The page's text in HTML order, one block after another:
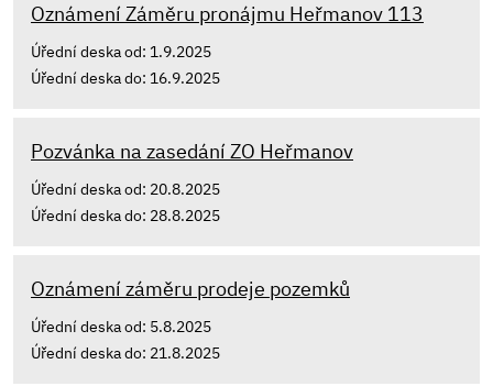
Oznámení Záměru pronájmu Heřmanov 113
Úřední deska od: 1.9.2025
Úřední deska do: 16.9.2025
Pozvánka na zasedání ZO Heřmanov
Úřední deska od: 20.8.2025
Úřední deska do: 28.8.2025
Oznámení záměru prodeje pozemků
Úřední deska od: 5.8.2025
Úřední deska do: 21.8.2025